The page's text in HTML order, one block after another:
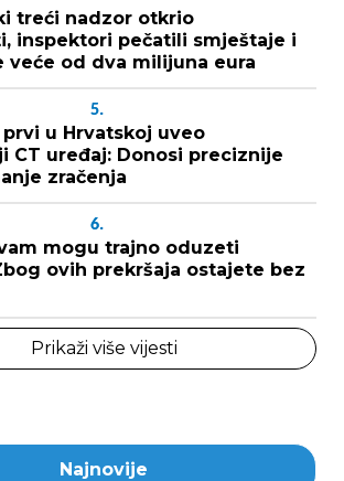
treći nadzor otkrio
inspektori pečatili smještaje i
veće od dva milijuna eura
5.
prvi u Hrvatskoj uveo
CT uređaj: Donosi preciznije
zračenja
6.
mogu trajno oduzeti
ovih prekršaja ostajete bez
Prikaži više vijesti
Najnovije